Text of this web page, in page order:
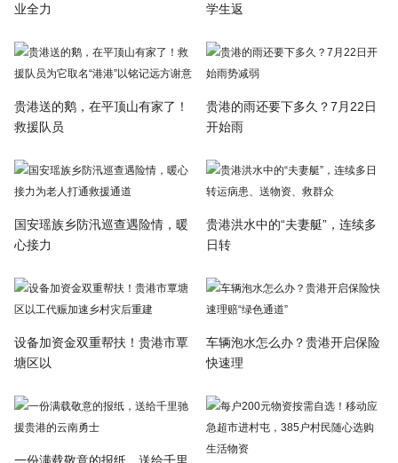
业全力
学生返
贵港送的鹅，在平顶山有家了！
救援队员
贵港的雨还要下多久？7月22日
开始雨
国安瑶族乡防汛巡查遇险情，暖
心接力
贵港洪水中的“夫妻艇”，连续多
日转
设备加资金双重帮扶！贵港市覃
塘区以
车辆泡水怎么办？贵港开启保险
快速理